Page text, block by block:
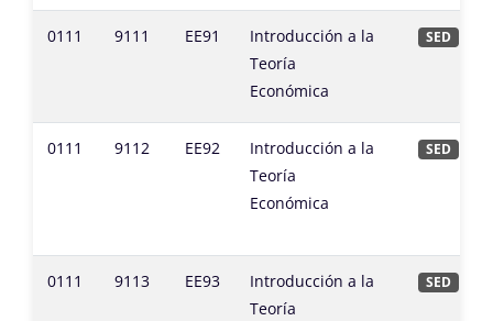
0111 9111 EE91
Introducción a la
Teoría
Económica
SED
0111 9112 EE92
Introducción a la
Teoría
Económica
SED
0111 9113 EE93
Introducción a la
Teoría
SED